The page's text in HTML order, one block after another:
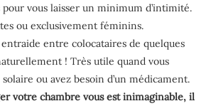
vous laisser un minimum d’intimité.
ou exclusivement féminins.
entre colocataires de quelques
! Très utile quand vous
ou avez besoin d’un médicament.
votre chambre vous est inimaginable, il